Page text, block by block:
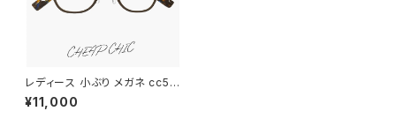
レディース 小ぶり メガネ cc50
24 BR/BL チープシック CHEA
P CHIC 眼鏡 個性的 ウェリント
¥11,000